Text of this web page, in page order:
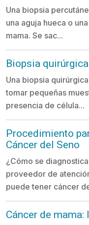
Una biopsia
una aguja hueca o
mama. Se sac...
Biopsia
Una biopsia
tomar pequeñas
presencia de célula...
Procedimiento
Cáncer del Seno
¿Cómo se
proveedor de
puede tener cáncer
Cáncer de